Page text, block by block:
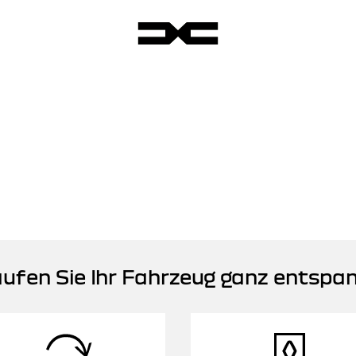
Sie Ihr Fahrzeug ganz